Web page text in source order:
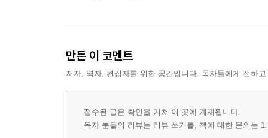
만든 이 코멘트
저자, 역자, 편집자를 위한 공간입니다. 독자들에게 전하
접수된 글은 확인을 거쳐 이 곳에 게재됩니다.
독자 분들의 리뷰는 리뷰 쓰기를, 책에 대한 문의는